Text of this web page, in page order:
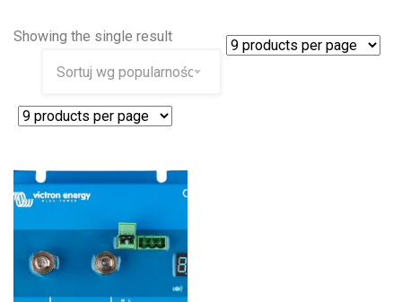
Showing the single result